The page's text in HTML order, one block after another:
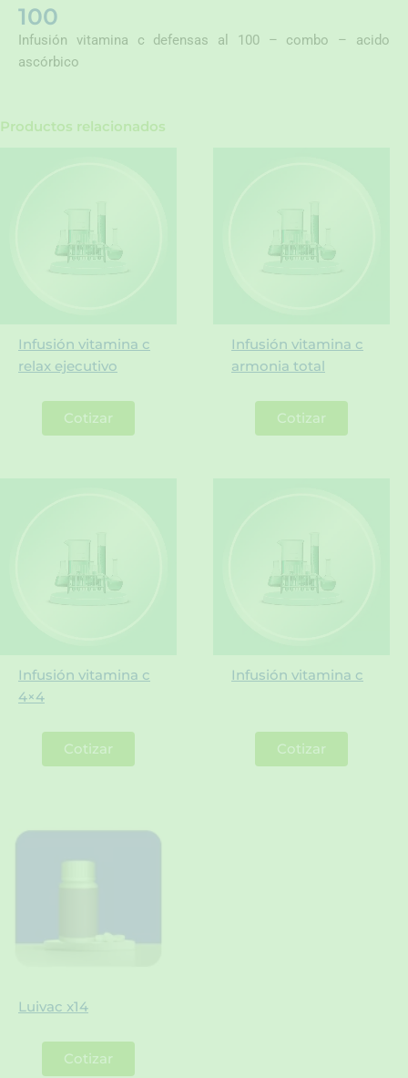
100
Infusión vitamina c defensas al 100 – combo – acido
ascórbico
Productos relacionados
Infusión vitamina c
relax ejecutivo
Cotizar
Infusión vitamina c
armonia total
Cotizar
Infusión vitamina c
4×4
Cotizar
Infusión vitamina c
Cotizar
Luivac x14
Cotizar